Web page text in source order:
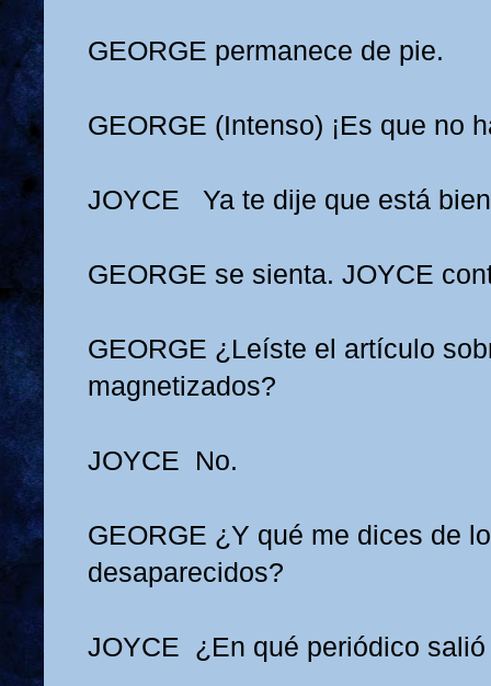
GEORGE permanece de pie.
GEORGE (Intenso) ¡Es que no
JOYCE Ya te dije que está
GEORGE se sienta. JOYCE
GEORGE ¿Leíste el artículo
magnetizados?
JOYCE No.
GEORGE ¿Y qué me dices de
desaparecidos?
JOYCE ¿En qué periódico